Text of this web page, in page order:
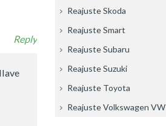
Reply
Reajuste Skoda
Reajuste Smart
Reajuste Subaru
Reajuste Suzuki
Reajuste Toyota
Reajuste Volkswagen VW